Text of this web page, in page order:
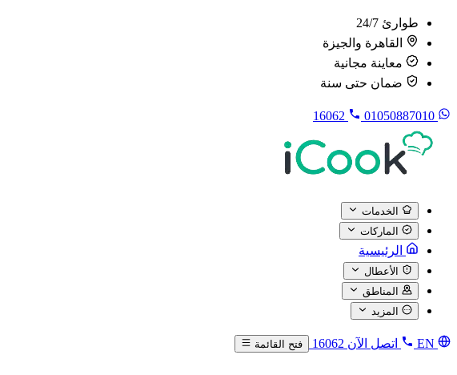
طوارئ 24/7
القاهرة والجيزة
معاينة مجانية
ضمان حتى سنة
01050887010
16062
الخدمات
الماركات
الرئيسية
الأعطال
المناطق
المزيد
EN اتصل الآن 16062 فتح القائمة